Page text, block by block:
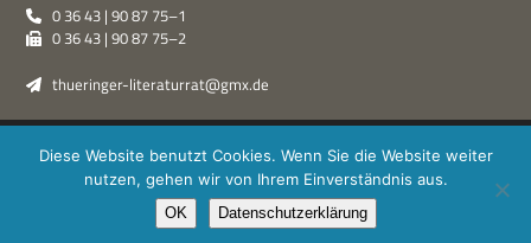
0 36 43 | 90 87 75–1
0 36 43 | 90 87 75–2
thueringer-literaturrat@gmx.de
Thüringer Literaturrat e.V. | © 2019–2026 ·XPDT : Marken &
Kommunikation|Impressum·Datenschutz
Diese Website benutzt Cookies. Wenn Sie die Website weiter
nutzen, gehen wir von Ihrem Einverständnis aus.
OK Datenschutzerklärung